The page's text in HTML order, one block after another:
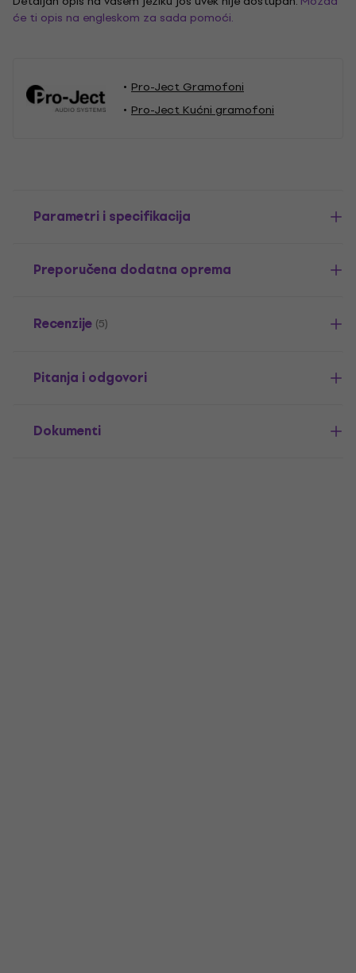
će ti opis na engleskom za sada pomoći.
Pro-Ject Gramofoni
Pro-Ject Kućni gramofoni
Parametri i specifikacija
Preporučena dodatna oprema
Recenzije (5)
Pitanja i odgovori
Dokumenti